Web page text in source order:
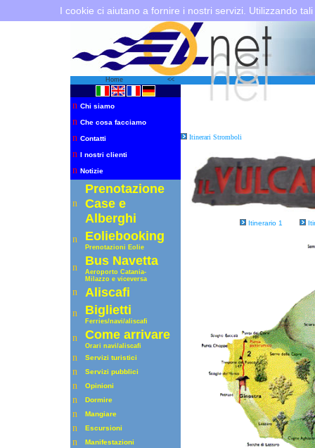
I cookie ci aiutano a fornire i nostri servizi. Utilizzando
Home <<
n Chi siamo
n Che cosa facciamo
n Contatti
n I nostri clienti
n Notizie
n
Prenotazione
Case e
Alberghi
n Eoliebooking
Prenotazioni Eolie
n Bus Navetta
Aeroporto Catania-
Milazzo e viceversa
n Aliscafi
n Biglietti
Ferries/navi/aliscafi
n Come arrivare
Orari navi/aliscafi
n Servizi turistici
n Servizi pubblici
n Opinioni
n Dormire
n Mangiare
n Escursioni
n Manifestazioni
Itinerari Stromboli
Itinerario 1